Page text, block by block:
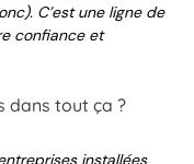
C’est une ligne de
confiance et
dans tout ça ?
installées